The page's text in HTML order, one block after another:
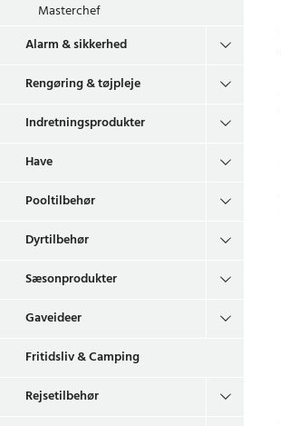
Masterchef
Alarm & sikkerhed
Rengøring & tøjpleje
Indretningsprodukter
Have
Pooltilbehør
Dyrtilbehør
Sæsonprodukter
Gaveideer
Fritidsliv & Camping
Rejsetilbehør